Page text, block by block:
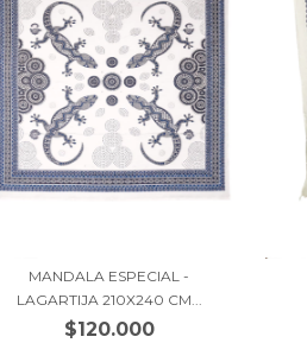
MANDALA ESPECIAL -
LAGARTIJA 210X240 CM...
$120.000